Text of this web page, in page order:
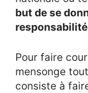
but de se
Pour faire
mensonge
consiste à